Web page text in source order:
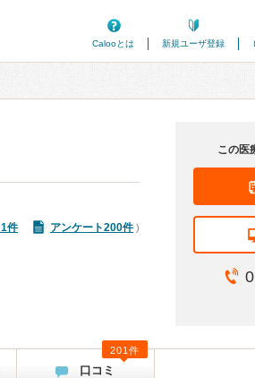
Calooとは
新規ユーザ登録
1件 アンケート200件)
この医
口コミ
201件